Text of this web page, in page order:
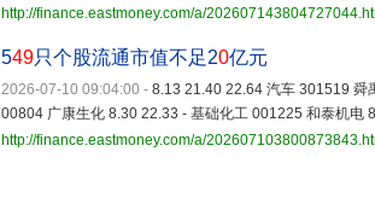
http://finance.eastmoney.com/a/
549只个股流通市值不足20亿元
2026-07-10 09:04:00 - 8.13 21.40 22.64 汽车 301519 舜
00804 广康生化 8.30 22.33 - 基础化工 001225 和泰机电
http://finance.eastmoney.com/a/